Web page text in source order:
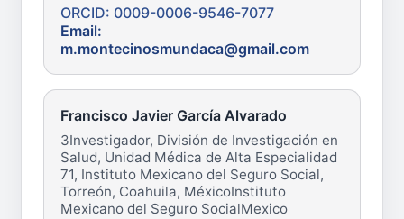
ORCID: 0009-0006-9546-7077
Email:
m.montecinosmundaca@gmail.com
Francisco Javier García Alvarado
3Investigador, División de Investigación en
Salud, Unidad Médica de Alta Especialidad
71, Instituto Mexicano del Seguro Social,
Torreón, Coahuila, MéxicoInstituto
Mexicano del Seguro SocialMexico